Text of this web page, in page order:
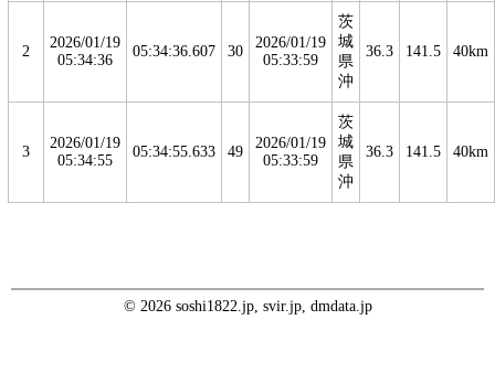
2
2026/01/19
05:34:36
05:34:36.607 30
2026/01/19
05:33:59
茨
城
県
沖
36.3 141.5 40km
3
2026/01/19
05:34:55
05:34:55.633 49
2026/01/19
05:33:59
茨
城
県
沖
36.3 141.5 40km
© 2026 soshi1822.jp, svir.jp, dmdata.jp